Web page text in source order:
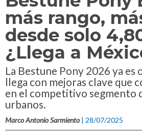
más rango,
desde solo
¿Llega a
La Bestune Pony 2026 ya es
llega con mejoras clave que
en el competitivo segmento
urbanos.
Marco Antonio Sarmiento | 28/07/2025